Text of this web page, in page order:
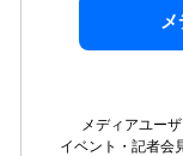
メディアユー
イベント・記者会